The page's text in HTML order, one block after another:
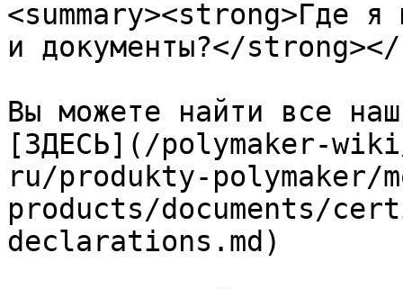
<summary><strong>Где
и документы?</strong></
Вы можете найти все
[ЗДЕСЬ](/polymaker-
ru/produkty-polymaker/
products/documents/
declarations.md)